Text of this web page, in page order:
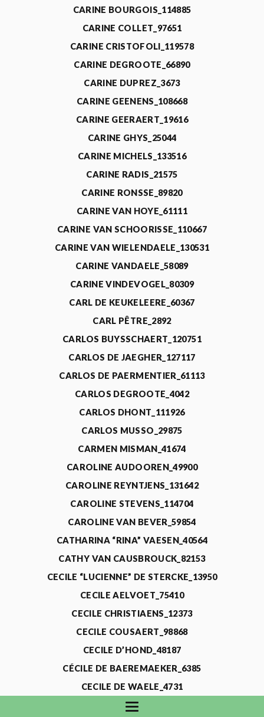
CARINE BOURGOIS_114885
CARINE COLLET_97651
CARINE CRISTOFOLI_119578
CARINE DEGROOTE_66890
CARINE DUPREZ_3673
CARINE GEENENS_108668
CARINE GEERAERT_19616
CARINE GHYS_25044
CARINE MICHELS_133516
CARINE RADIS_21575
CARINE RONSSE_89820
CARINE VAN HOYE_61111
CARINE VAN SCHOORISSE_110667
CARINE VAN WIELENDAELE_130531
CARINE VANDAELE_58089
CARINE VINDEVOGEL_80309
CARL DE KEUKELEERE_60367
CARL PÊTRE_2892
CARLOS BUYSSCHAERT_120751
CARLOS DE JAEGHER_127117
CARLOS DE PAERMENTIER_61113
CARLOS DEGROOTE_4042
CARLOS DHONT_111926
CARLOS MUSSO_29875
CARMEN MISMAN_41674
CAROLINE AUDOOREN_49900
CAROLINE REYNTJENS_131642
CAROLINE STEVENS_114704
CAROLINE VAN BEVER_59854
CATHARINA “RINA” VAESEN_40564
CATHY VAN CAUSBROUCK_82153
CECILE “LUCIENNE” DE STERCKE_13950
CECILE AELVOET_75410
CECILE CHRISTIAENS_12373
CECILE COUSAERT_98868
CECILE D’HOND_48187
CÉCILE DE BAEREMAEKER_6385
CECILE DE WAELE_4731
CECILE DEVOS_115318